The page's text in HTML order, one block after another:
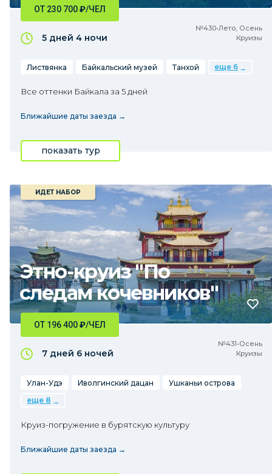
№430•Лето, Осень
Круизы
ОТ 230 700₽/ЧЕЛ
5 дней 4 ночи
Листвянка Байкальский музей Танхой еще 6
Все оттенки Байкала за 5 дней
Ближайшие даты заезда →
показать тур
Этно-круиз "По
следам кочевников"
ИДЕТ НАБОР
№431•Осень
Круизы
ОТ 196 400₽/ЧЕЛ
7 дней 6 ночей
Улан-Удэ Иволгинский дацан
Ушканьи острова
еще 8
Круиз-погружение в бурятскую культуру
Ближайшие даты заезда →